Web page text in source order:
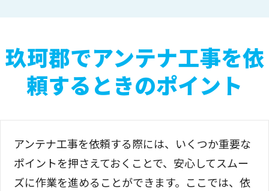
玖珂郡でアンテナ工事を依
頼するときのポイント
アンテナ工事を依頼する際には、いくつか重要な
ポイントを押さえておくことで、安心してスムー
ズに作業を進めることができます。ここでは、依